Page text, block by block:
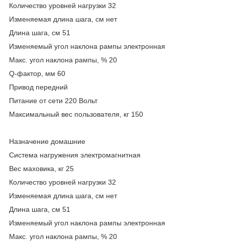
Количество уровней нагрузки 32
Изменяемая длина шага, см нет
Длина шага, см 51
Изменяемый угол наклона рампы электронная
Макс. угол наклона рампы, % 20
Q-фактор, мм 60
Привод передний
Питание от сети 220 Вольт
Максимальный вес пользователя, кг 150
Назначение домашние
Система нагружения электромагнитная
Вес маховика, кг 25
Количество уровней нагрузки 32
Изменяемая длина шага, см нет
Длина шага, см 51
Изменяемый угол наклона рампы электронная
Макс. угол наклона рампы, % 20